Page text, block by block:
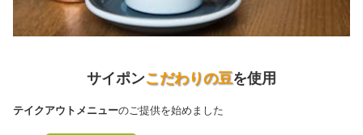
サイポンこだわりの豆を使用
テイクアウトメニューのご提供を始めました